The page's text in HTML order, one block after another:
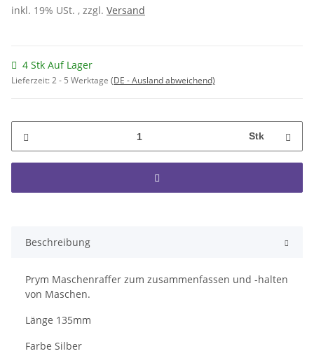
inkl. 19% USt. , zzgl. Versand
4 Stk Auf Lager
Lieferzeit:2 - 5 Werktage (DE - Ausland abweichend)
Stk
Beschreibung
Prym Maschenraffer zum zusammenfassen und -halten
von Maschen.
Länge 135mm
Farbe Silber